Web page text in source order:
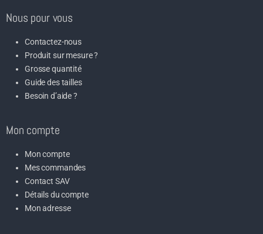
Nous pour vous
Contactez-nous
Produit sur mesure ?
Grosse quantité
Guide des tailles
Besoin d’aide ?
Mon compte
Mon compte
Mes commandes
Contact SAV
Détails du compte
Mon adresse